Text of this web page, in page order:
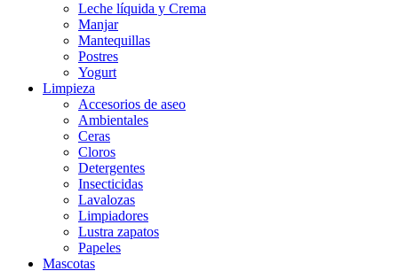
Leche líquida y Crema
Manjar
Mantequillas
Postres
Yogurt
Limpieza
Accesorios de aseo
Ambientales
Ceras
Cloros
Detergentes
Insecticidas
Lavalozas
Limpiadores
Lustra zapatos
Papeles
Mascotas